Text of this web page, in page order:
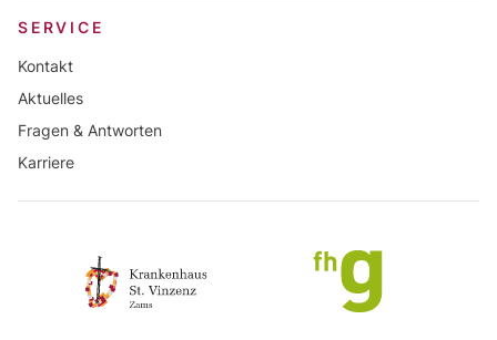
SERVICE
Kontakt
Aktuelles
Fragen & Antworten
Karriere